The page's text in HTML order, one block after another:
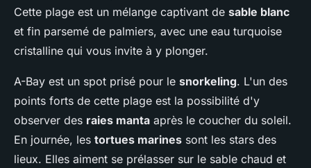
Cette plage est un mélange captivant de sable blanc
et fin parsemé de palmiers, avec une eau turquoise
cristalline qui vous invite à y plonger.
A-Bay est un spot prisé pour le snorkeling. L'un des
points forts de cette plage est la possibilité d'y
observer des raies manta après le coucher du soleil.
En journée, les tortues marines sont les stars des
lieux. Elles aiment se prélasser sur le sable chaud et